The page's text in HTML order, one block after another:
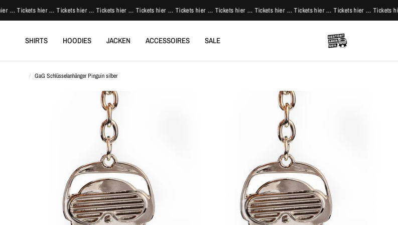
Tickets hier … Tickets hier … Tickets hier … Tickets hier … Tickets hier … Tickets hier … Tickets hier … Tickets hier … Tickets hier … Tickets
SHIRTS HOODIES JACKEN ACCESSOIRES SALE
/ GaG Schlüsselanhänger Pinguin silber